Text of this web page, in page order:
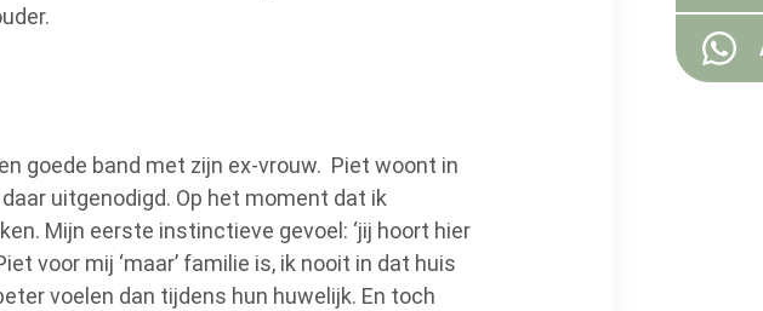
goede band met zijn ex-vrouw. Piet woont in
uitgenodigd. Op het moment dat ik
Mijn eerste instinctieve gevoel: ‘jij hoort hier
voor mij ‘maar’ familie is, ik nooit in dat huis
voelen dan tijdens hun huwelijk. En toch